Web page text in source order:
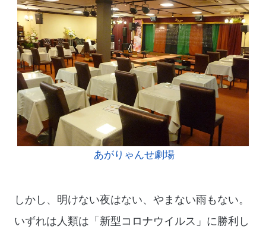
あがりゃんせ劇場
しかし、明けない夜はない、やまない雨もない。
いずれは人類は「新型コロナウイルス」に勝利し